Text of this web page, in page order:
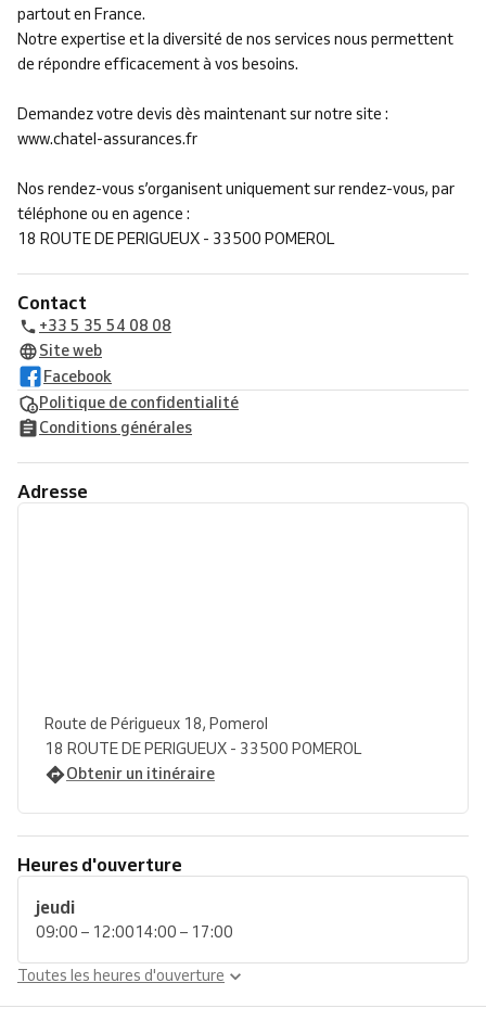
partout en France.
Notre expertise et la diversité de nos services nous permettent
de répondre efficacement à vos besoins.
Demandez votre devis dès maintenant sur notre site :
www.chatel-assurances.fr
Nos rendez-vous s’organisent uniquement sur rendez-vous, par
téléphone ou en agence :
18 ROUTE DE PERIGUEUX - 33500 POMEROL
Contact
+33 5 35 54 08 08
Site web
Facebook
Politique de confidentialité
Conditions générales
Adresse
Route de Périgueux 18, Pomerol
18 ROUTE DE PERIGUEUX - 33500 POMEROL
Obtenir un itinéraire
Heures d'ouverture
jeudi
09:00 – 12:0014:00 – 17:00
Toutes les heures d'ouverture